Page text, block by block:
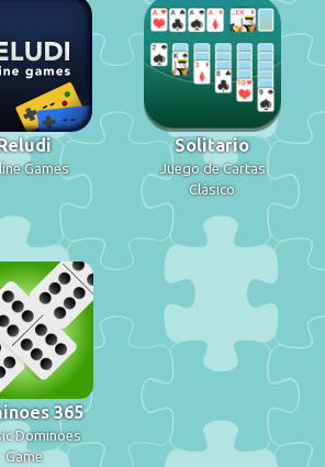
Games
Solitario
Juego de Cartas
Clásico
365
Dominoes
Game